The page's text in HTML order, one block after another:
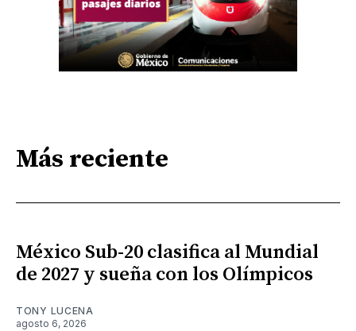
Más reciente
México Sub-20 clasifica al Mundial
de 2027 y sueña con los Olímpicos
TONY LUCENA
agosto 6, 2026